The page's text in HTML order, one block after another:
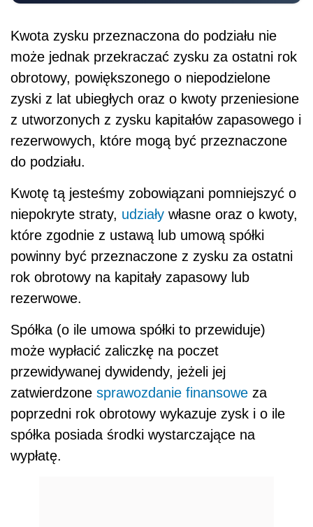
Kwota zysku przeznaczona do podziału nie
może jednak przekraczać zysku za ostatni rok
obrotowy, powiększonego o niepodzielone
zyski z lat ubiegłych oraz o kwoty przeniesione
z utworzonych z zysku kapitałów zapasowego i
rezerwowych, które mogą być przeznaczone
do podziału.
Kwotę tą jesteśmy zobowiązani pomniejszyć o
niepokryte straty, udziały własne oraz o kwoty,
które zgodnie z ustawą lub umową spółki
powinny być przeznaczone z zysku za ostatni
rok obrotowy na kapitały zapasowy lub
rezerwowe.
Spółka (o ile umowa spółki to przewiduje)
może wypłacić zaliczkę na poczet
przewidywanej dywidendy, jeżeli jej
zatwierdzone sprawozdanie finansowe za
poprzedni rok obrotowy wykazuje zysk i o ile
spółka posiada środki wystarczające na
wypłatę.